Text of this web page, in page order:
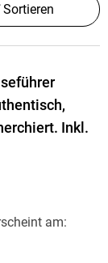
Sortieren
Inkl.
am: